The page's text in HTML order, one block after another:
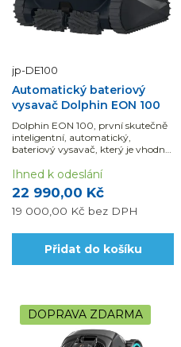
jp-DE100
Automatický bateriový
vysavač Dolphin EON 100
Dolphin EON 100, první skutečně
inteligentní, automatický,
bateriový vysavač, který je vhodný
15 metrů.
22 990,00 Kč
19 000,00 Kč bez DPH
Ihned k odeslání
Přidat do košíku
DOPRAVA ZDARMA